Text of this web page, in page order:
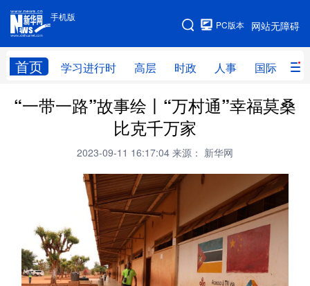
手机版
网站无障碍
PC版本
首页 学习进行时 高层 时政 人事 国际 财
手机版
网站地图
学习进行时 高层 时政 人事
财经 网评
全球连线
科创 体育
书画 健康 军事
访谈 视频 图片 政务
法律 中央文件 金融 汽车
“一带一路”故事绘丨“万村通”幸福莫桑
比克千万家
2023-09-11 16:17:04 来源： 新华网